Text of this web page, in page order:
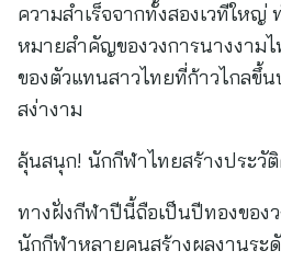
ความสำเร็จจากทั้งสองเวทีให
หมายสำคัญของวงการนางงาม
ของตัวแทนสาวไทยที่ก้าวไกลขึ้น
สง่างาม
ลุ้นสนุก! นักกีฬาไทยสร้างประวั
ทางฝั่งกีฬาปีนี้ถือเป็นปีทองของ
นักกีฬาหลายคนสร้างผลงานระ